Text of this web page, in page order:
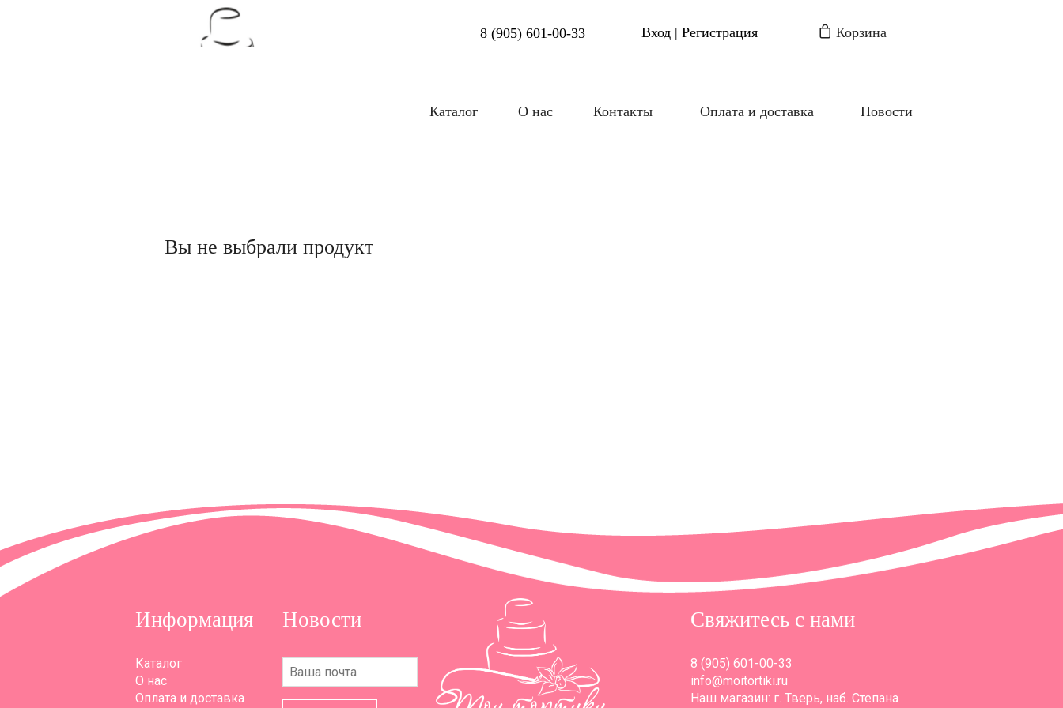
8 (905) 601-00-33 Вход | Регистрация Корзина
Каталог О нас Контакты Оплата и доставка Новости
Вы не выбрали продукт
Информация
Каталог
О нас
Оплата и доставка
Новости Свяжитесь с нами
8 (905) 601-00-33
info@moitortiki.ru
Наш магазин: г. Тверь, наб. Степана